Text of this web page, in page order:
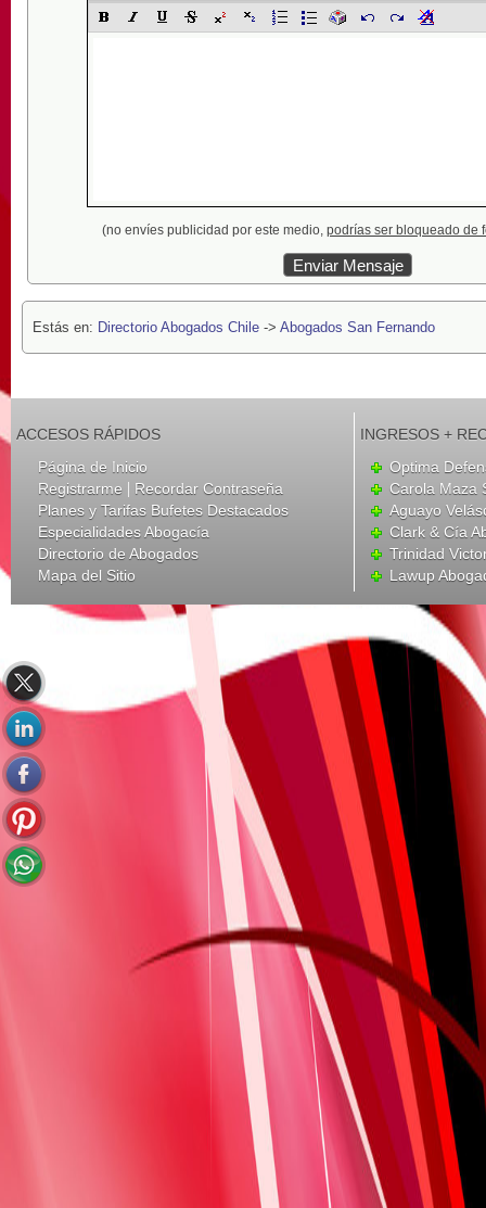
(no envíes publicidad por este medio, podrías ser bloqueado de
Estás en: Directorio Abogados Chile -> Abogados San Fernando
ACCESOS RÁPIDOS
Página de Inicio
Registrarme | Recordar Contraseña
Planes y Tarifas Bufetes Destacados
Especialidades Abogacía
Directorio de Abogados
Mapa del Sitio
INGRESOS +
Optima
Carola Maza
Aguayo
Clark & Cía
Trinidad
Lawup